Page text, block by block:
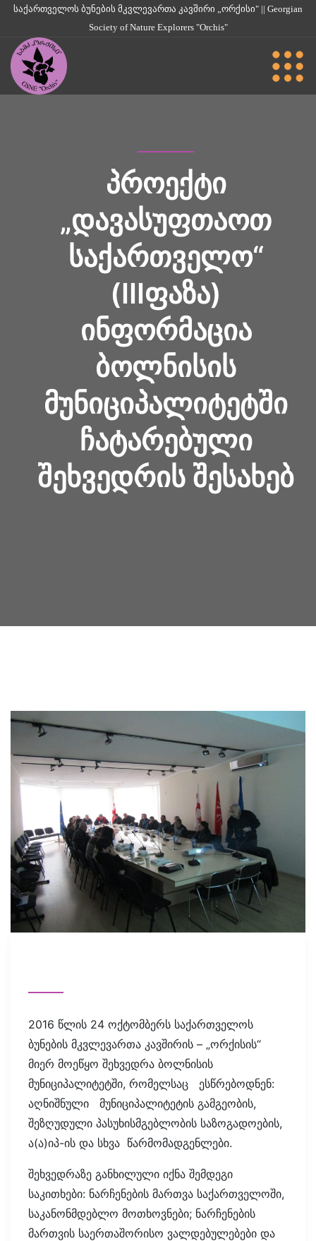
საქართველოს ბუნების მკვლევართა კავშირი „ორქისი" || Georgian
Society of Nature Explorers "Orchis"
ᲞᲠᲝᲔᲥᲢᲘ
„ᲓᲐᲕᲐᲡᲣᲤᲗᲐᲝᲗ
ᲡᲐᲥᲐᲠᲗᲕᲔᲚᲝ“
(IIIᲤᲐᲖᲐ)
ᲘᲜᲤᲝᲠᲛᲐᲪᲘᲐ
ᲑᲝᲚᲜᲘᲡᲘᲡ
ᲛᲣᲜᲘᲪᲘᲞᲐᲚᲘᲢᲔᲢᲨᲘ
ᲩᲐᲢᲐᲠᲔᲑᲣᲚᲘ
ᲨᲔᲮᲕᲔᲓᲠᲘᲡ ᲨᲔᲡᲐᲮᲔᲑ
2016 წლის 24 ოქტომბერს საქართველოს
ბუნების მკვლევართა კავშირის – „ორქისის“
მიერ მოეწყო შეხვედრა ბოლნისის
მუნიციპალიტეტში, რომელსაც ესწრებოდნენ:
აღნიშნული მუნიციპალიტეტის გამგეობის,
შეზღუდული პასუხისმგებლობის საზოგადოების,
ა(ა)იპ-ის და სხვა წარმომადგენლები.
შეხვედრაზე განხილული იქნა შემდეგი
საკითხები: ნარჩენების მართვა საქართველოში,
საკანონმდებლო მოთხოვნები; ნარჩენების
მართვის საერთაშორისო ვალდებულებები და